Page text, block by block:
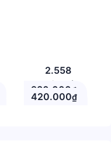
2.558
Nhận xét
980.000 ₫
420.000₫